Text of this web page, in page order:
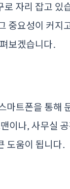
자리 잡고 있
중요성이 커지
보겠습니다.
트폰을 통해
이나, 사무실
도움이 됩니다.